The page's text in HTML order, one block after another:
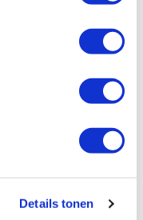
Details tonen
voor 'Oneway'